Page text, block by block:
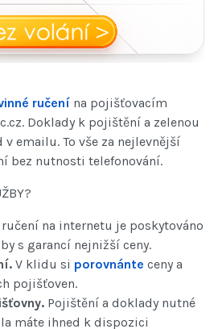
ručení na pojišťovacím
Doklady k pojištění a zelenou
emailu. To vše za nejlevnější
bez nutnosti telefonování.
ručení na internetu je poskytováno
s garancí nejnižší ceny.
V klidu si porovnánte ceny a
pojišťoven.
Pojištění a doklady nutné
máte ihned k dispozici